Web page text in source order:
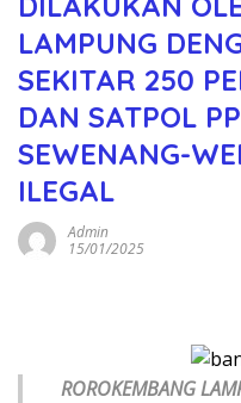
LAMPUNG
SEKITAR 250
DAN SATPOL
SEWENANG-
ILEGAL
Admin
15/01/2025
ROROKEMBANG